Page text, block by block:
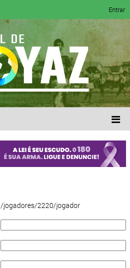
Entrar
/jogadores/2220/jogador